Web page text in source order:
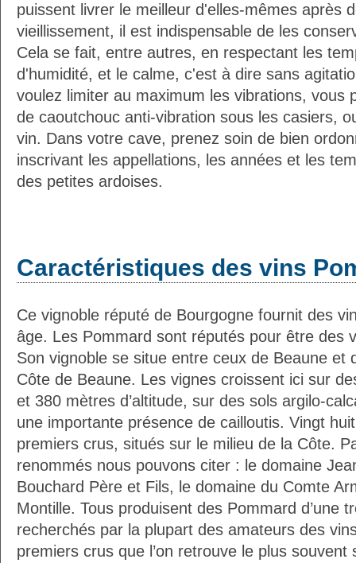
puissent livrer le meilleur d'elles-mêmes après
vieillissement, il est indispensable de les
Cela se fait, entre autres, en respectant les
d'humidité, et le calme, c'est à dire sans
voulez limiter au maximum les vibrations, vous
de caoutchouc anti-vibration sous les casiers,
vin. Dans votre cave, prenez soin de bien
inscrivant les appellations, les années et les
des petites ardoises.
Caractéristiques des vins
Ce vignoble réputé de Bourgogne fournit des
âge. Les Pommard sont réputés pour être des
Son vignoble se situe entre ceux de Beaune
Côte de Beaune. Les vignes croissent ici sur
et 380 mètres d’altitude, sur des sols argilo-
une importante présence de cailloutis. Vingt
premiers crus, situés sur le milieu de la Côte.
renommés nous pouvons citer : le domaine
Bouchard Père et Fils, le domaine du Comte
Montille. Tous produisent des Pommard d’une
recherchés par la plupart des amateurs des
premiers crus que l’on retrouve le plus